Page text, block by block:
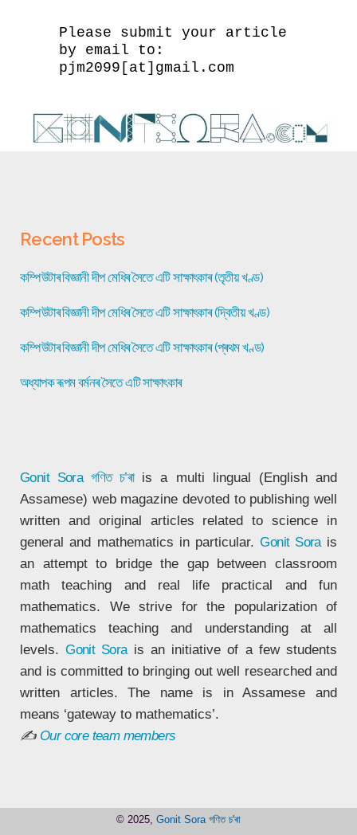
Please submit your article
by email to:
pjm2099[at]gmail.com
Recent Posts
কম্পিউটাৰ বিজ্ঞানী দীপ মেধিৰ সৈতে এটি সাক্ষাৎকাৰ (তৃতীয় খণ্ড)
কম্পিউটাৰ বিজ্ঞানী দীপ মেধিৰ সৈতে এটি সাক্ষাৎকাৰ (দ্বিতীয় খণ্ড)
কম্পিউটাৰ বিজ্ঞানী দীপ মেধিৰ সৈতে এটি সাক্ষাৎকাৰ (প্ৰথম খণ্ড)
অধ্যাপক ৰূপম বৰ্মনৰ সৈতে এটি সাক্ষাৎকাৰ
Gonit Sora গণিত চ’ৰাis a multi lingual (English and
Assamese) web magazine devoted to publishing well
written and original articles related to science in
general and mathematics in particular.Gonit Sorais
an attempt to bridge the gap between classroom
math teaching and real life practical and fun
mathematics. We strive for the popularization of
mathematics teaching and understanding at all
levels.Gonit Sorais an initiative of a few students
and is committed to bringing out well researched and
written articles. The name is in Assamese and
means ‘gateway to mathematics’.
✍ Our core team members
© 2025, Gonit Sora গণিত চ'ৰা